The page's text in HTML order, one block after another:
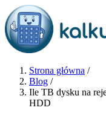
Strona główna /
Blog /
Ile TB dysku na
HDD